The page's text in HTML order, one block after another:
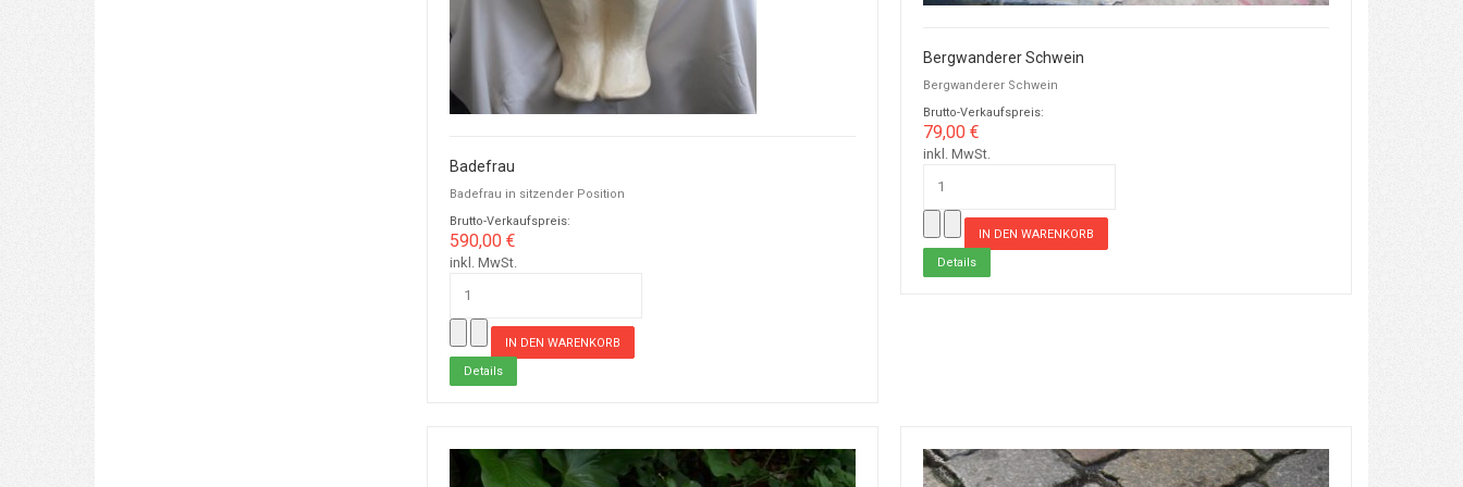
Badefrau
Badefrau in sitzender Position
Brutto-Verkaufspreis:
590,00 €
inkl. MwSt.
Details
Bergwanderer Schwein
Bergwanderer Schwein
Brutto-Verkaufspreis:
79,00 €
inkl. MwSt.
Details